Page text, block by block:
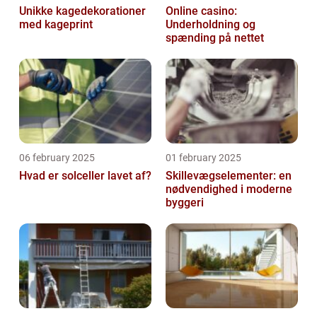
Unikke kagedekorationer
med kageprint
Online casino:
Underholdning og
spænding på nettet
06 february 2025
Hvad er solceller lavet af?
01 february 2025
Skillevægselementer: en
nødvendighed i moderne
byggeri